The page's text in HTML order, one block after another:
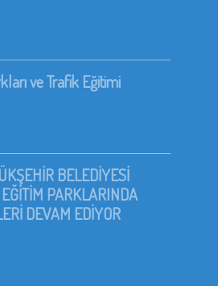
ve Trafik Eğitimi
BELEDİYESİ
PARKLARINDA
DEVAM EDİYOR